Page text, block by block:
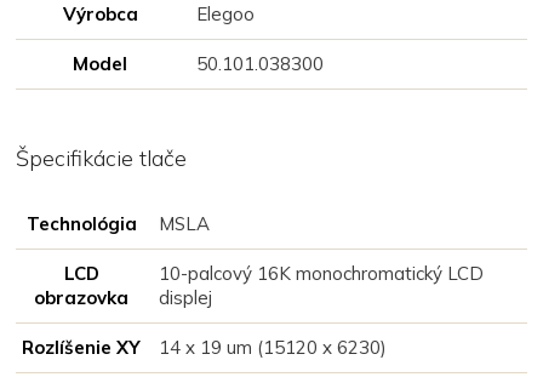
Výrobca Elegoo
Model 50.101.038300
Špecifikácie tlače
Technológia MSLA
LCD
obrazovka
10-palcový 16K monochromatický LCD
displej
Rozlíšenie XY 14 x 19 um (15120 x 6230)